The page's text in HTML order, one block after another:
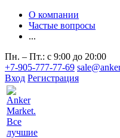
О компании
Частые вопросы
...
Пн. – Пт.: с 9:00 до 20:00
+7-905-777-77-69
Вход Регистрация